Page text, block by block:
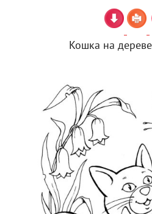
Кошка на